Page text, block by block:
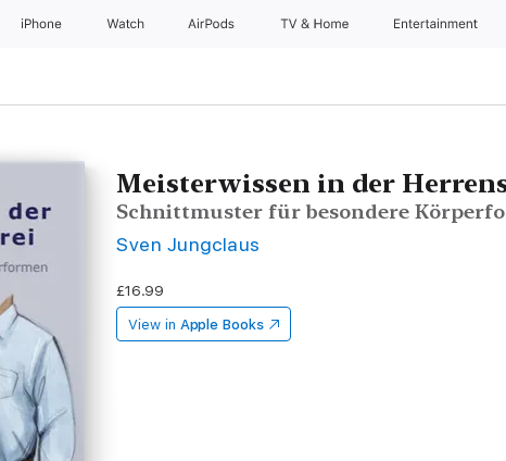
iPhone Watch AirPods TV & Home Entertainment
Meisterwissen in der
Schnittmuster für besondere
Sven Jungclaus
£16.99
View in Apple Books